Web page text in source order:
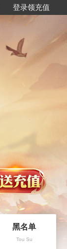
登录领充值
黑名单
Tou Su